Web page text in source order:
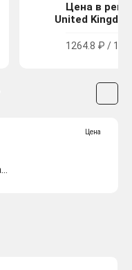
Цена в
United
1264.8 ₽ /
Цена